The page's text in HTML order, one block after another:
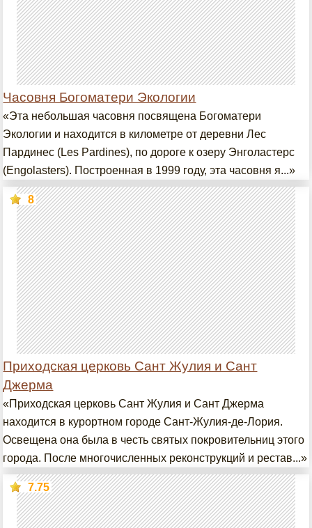
Часовня Богоматери Экологии
«Эта небольшая часовня посвящена Богоматери
Экологии и находится в километре от деревни Лес
Пардинес (Les Pardines), по дороге к озеру Энголастерс
(Engolasters). Построенная в 1999 году, эта часовня я...»
Приходская церковь Сант Жулия и Сант
Джерма
8
«Приходская церковь Сант Жулия и Сант Джерма
находится в курортном городе Сант-Жулия-де-Лория.
Освещена она была в честь святых покровительниц этого
города. После многочисленных реконструкций и рестав...»
7.75